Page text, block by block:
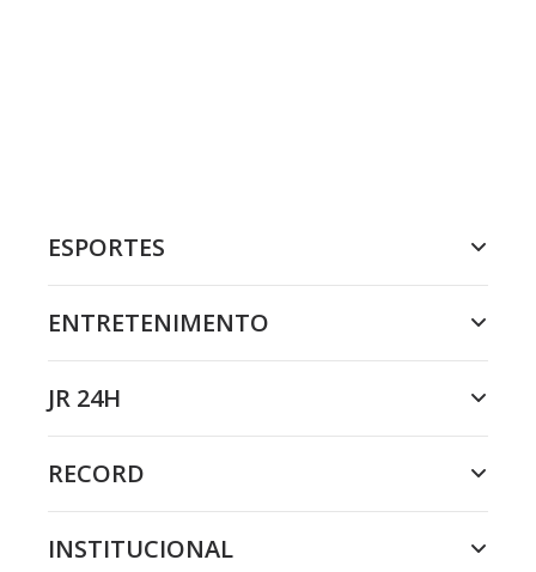
ESPORTES
ENTRETENIMENTO
JR 24H
RECORD
INSTITUCIONAL